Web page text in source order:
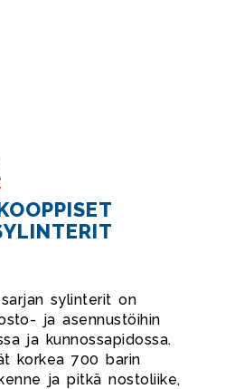
sylinterit on
ja asennustöihin
ja kunnossapidossa.
korkea 700 barin
ja pitkä nostoliike,